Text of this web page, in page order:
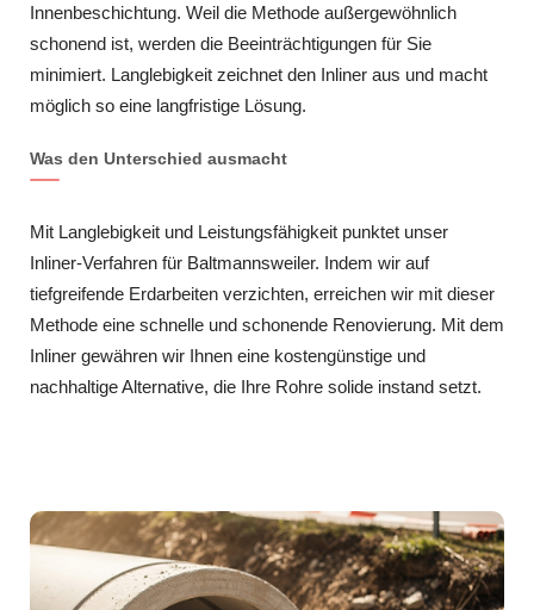
Innenbeschichtung. Weil die Methode außergewöhnlich
schonend ist, werden die Beeinträchtigungen für Sie
minimiert. Langlebigkeit zeichnet den Inliner aus und macht
möglich so eine langfristige Lösung.
Was den Unterschied ausmacht
Mit Langlebigkeit und Leistungsfähigkeit punktet unser
Inliner-Verfahren für Baltmannsweiler. Indem wir auf
tiefgreifende Erdarbeiten verzichten, erreichen wir mit dieser
Methode eine schnelle und schonende Renovierung. Mit dem
Inliner gewähren wir Ihnen eine kostengünstige und
nachhaltige Alternative, die Ihre Rohre solide instand setzt.